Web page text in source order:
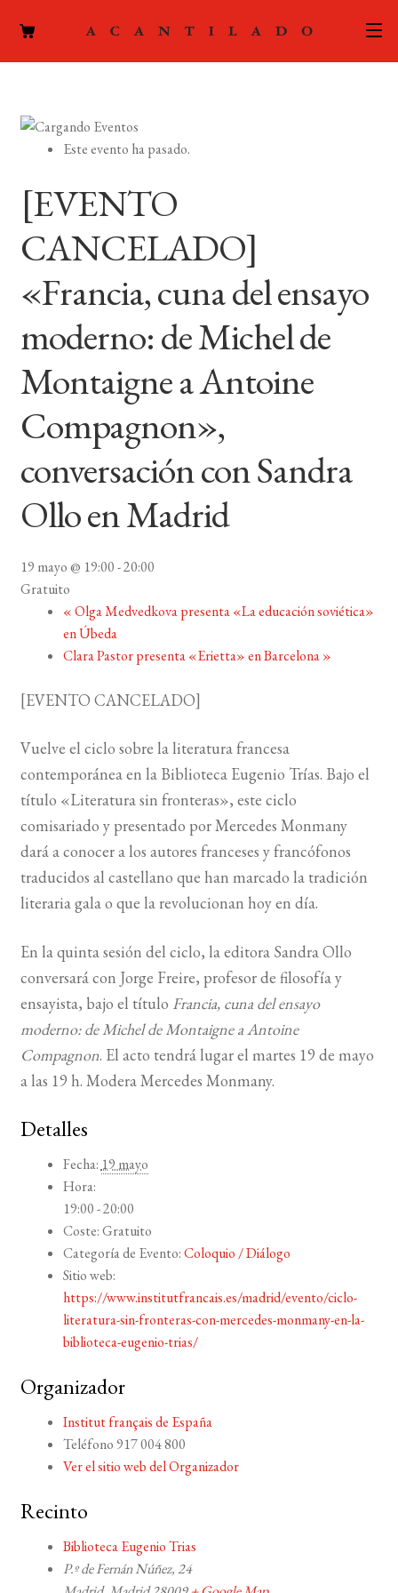
PODCAST
LA EDITORIAL
el
FOREIGN RIGHTS
CONTACTO
MI CUENTA
BUSCAR
LISTA DE LIBROS
Este evento ha pasado.
[EVENTO
CANCELADO]
«Francia, cuna del ensayo
moderno: de Michel de
Montaigne a Antoine
Compagnon»,
conversación con Sandra
Ollo en Madrid
19 mayo @ 19:00-20:00
Gratuito
«Olga Medvedkova presenta «La educación soviética»
en Úbeda
Clara Pastor presenta «Erietta» en Barcelona»
[EVENTO CANCELADO]
Vuelve el ciclo sobre la literatura francesa
contemporánea en la Biblioteca Eugenio Trías. Bajo el
título «Literatura sin fronteras», este ciclo
comisariado y presentado por Mercedes Monmany
dará a conocer a los autores franceses y francófonos
traducidos al castellano que han marcado la tradición
literaria gala o que la revolucionan hoy en día.
En la quinta sesión del ciclo, la editora Sandra Ollo
conversará con Jorge Freire, profesor de filosofía y
ensayista, bajo el título Francia, cuna del ensayo
moderno: de Michel de Montaigne a Antoine
Compagnon. El acto tendrá lugar el martes 19 de mayo
a las 19 h. Modera Mercedes Monmany.
Detalles
Fecha:19 mayo
Hora:
19:00 - 20:00
Coste:Gratuito
Categoría de Evento:Coloquio / Diálogo
Sitio web:
https://www.institutfrancais.es/madrid/evento/ciclo-
literatura-sin-fronteras-con-mercedes-monmany-en-la-
biblioteca-eugenio-trias/
Organizador
Institut français de España
Teléfono 917 004 800
Ver el sitio web del Organizador
Recinto
Biblioteca Eugenio Trias
P.º de Fernán Núñez, 24